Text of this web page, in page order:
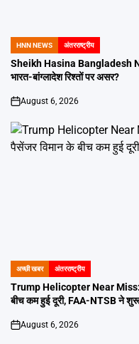
POSTED
IN
HNN NEWS अंतरराष्ट्रीय
Sheikh Hasina Bangladesh
भारत-बांग्लादेश रिश्तों पर असर?
on
August 6, 2026
POSTED
IN
अच्छी खबर अंतरराष्ट्रीय
Trump Helicopter Near Miss:
बीच कम हुई दूरी, FAA-NTSB ने
on
August 6, 2026